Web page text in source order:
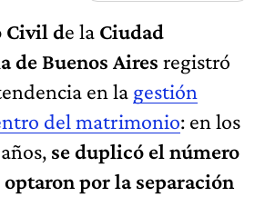
Civil de la Ciudad
de Buenos Aires registró
en la gestión
del matrimonio: en los
se duplicó el número
optaron por la separación